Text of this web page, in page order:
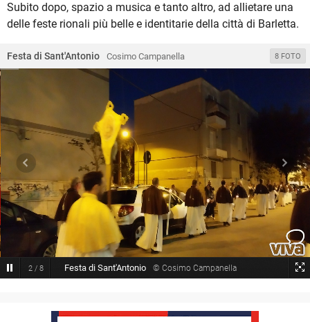
Subito dopo, spazio a musica e tanto altro, ad allietare una
delle feste rionali più belle e identitarie della città di Barletta.
8 FOTO
Festa di Sant'Antonio Cosimo Campanella
2 / 8 Festa di Sant'Antonio © Cosimo Campanella